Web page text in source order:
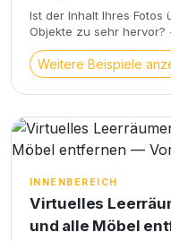
Ist der Inhalt Ihres
Objekte zu sehr
(und Möbel nach Ihren
die Farbgebung und das
optische Verzerrungen,
Aussichten durch die
Weitere Beispiele
INNENBEREICH
Virtuelles
und alle Möbel